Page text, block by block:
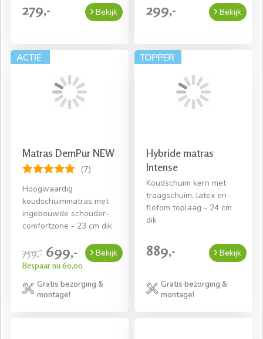
279,- Bekijk 299,- Bekijk
Matras DemPur NEW
(7)
Hoogwaardig
koudschuimmatras met
ingebouwde schouder-
comfortzone - 23 cm dik
759,- 699,-
Bespaar nu 60,00
Bekijk
Gratis bezorging &
montage!
Hybride matras
Intense
Koudschuim kern met
traagschuim, latex en
flofom toplaag - 24 cm
dik
889,- Bekijk
Gratis bezorging &
montage!